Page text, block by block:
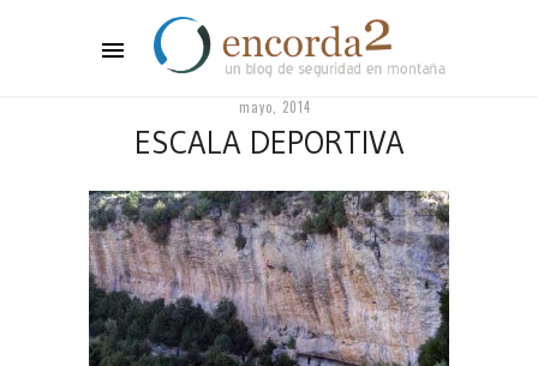
mayo, 2014
ESCALA DEPORTIVA